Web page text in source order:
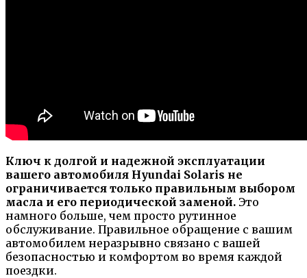
Ключ к долгой и надежной эксплуатации
вашего автомобиля Hyundai Solaris не
ограничивается только правильным выбором
масла и его периодической заменой. Это
намного больше, чем просто рутинное
обслуживание. Правильное обращение с вашим
автомобилем неразрывно связано с вашей
безопасностью и комфортом во время каждой
поездки.